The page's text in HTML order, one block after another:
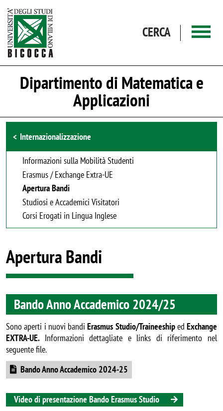
CERCA
Dipartimento di Matematica e
Applicazioni
Browse the section
Internazionalizzazione
Informazioni sulla Mobilità Studenti
Erasmus / Exchange Extra-UE
Apertura Bandi
Studiosi e Accademici Visitatori
Corsi Erogati in Lingua Inglese
Apertura Bandi
Bando Anno Accademico 2024/25
Sono aperti i nuovi bandiErasmus Studio/Traineeshiped Exchange
EXTRA-UE. Informazioni dettagliate e links di riferimento nel
seguente file.
Document
Bando Anno Accademico 2024-25
Video di presentazione Bando Erasmus Studio